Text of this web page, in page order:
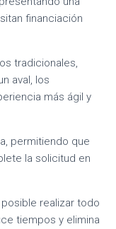
financiación
tradicionales,
aval, los
más ágil y
permitiendo que
la solicitud en
realizar todo
tiempos y elimina